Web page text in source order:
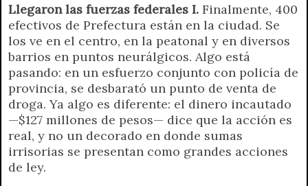
Llegaron las fuerzas federales I. Finalmente, 400
efectivos de Prefectura están en la ciudad. Se
los ve en el centro, en la peatonal y en diversos
barrios en puntos neurálgicos. Algo está
pasando: en un esfuerzo conjunto con policía de
provincia, se desbarató un punto de venta de
droga. Ya algo es diferente: el dinero incautado
—$127 millones de pesos— dice que la acción es
real, y no un decorado en donde sumas
irrisorias se presentan como grandes acciones
de ley.